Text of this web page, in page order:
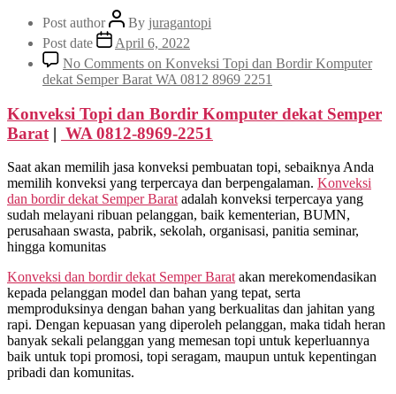
Post author By juragantopi
Post date
April 6, 2022
No Comments on Konveksi Topi dan Bordir Komputer
dekat Semper Barat WA 0812 8969 2251
Konveksi Topi dan Bordir Komputer dekat Semper
Barat | WA 0812-8969-2251
Saat akan memilih jasa konveksi pembuatan topi, sebaiknya Anda
memilih konveksi yang terpercaya dan berpengalaman. Konveksi
dan bordir dekat Semper Barat adalah konveksi terpercaya yang
sudah melayani ribuan pelanggan, baik kementerian, BUMN,
perusahaan swasta, pabrik, sekolah, organisasi, panitia seminar,
hingga komunitas
Konveksi dan bordir dekat Semper Barat akan merekomendasikan
kepada pelanggan model dan bahan yang tepat, serta
memproduksinya dengan bahan yang berkualitas dan jahitan yang
rapi. Dengan kepuasan yang diperoleh pelanggan, maka tidah heran
banyak sekali pelanggan yang memesan topi untuk keperluannya
baik untuk topi promosi, topi seragam, maupun untuk kepentingan
pribadi dan komunitas.